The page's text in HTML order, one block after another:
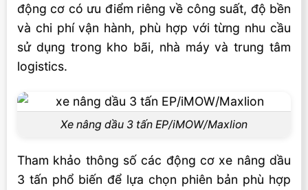
động cơ có ưu điểm riêng về công suất, độ bền
và chi phí vận hành, phù hợp với từng nhu cầu
sử dụng trong kho bãi, nhà máy và trung tâm
logistics.
Xe nâng dầu 3 tấn EP/iMOW/Maxlion
Tham khảo thông số các động cơ xe nâng dầu
3 tấn phổ biến để lựa chọn phiên bản phù hợp